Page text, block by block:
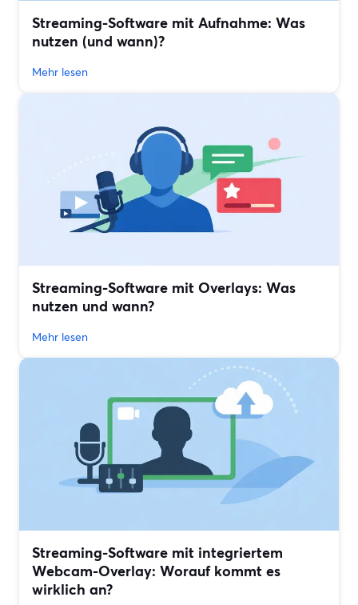
Streaming-Software mit Aufnahme: Was
nutzen (und wann)?
Mehr lesen
Streaming-Software mit Overlays: Was
nutzen und wann?
Mehr lesen
Streaming-Software mit integriertem
Webcam-Overlay: Worauf kommt es
wirklich an?